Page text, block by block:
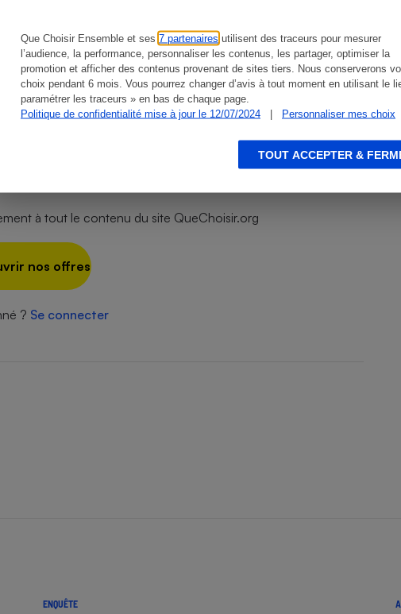
Que Choisir Ensemble et ses 7 partenaires utilisent des traceurs pour mesurer
l’audience, la performance, personnaliser les contenus, les partager, optimiser la
promotion et afficher des contenus provenant de sites tiers. Nous conserverons
choix pendant 6 mois. Vous pourrez changer d’avis à tout moment en utilisant le
paramétrer les traceurs » en bas de chaque page.
Politique de confidentialité mise à jour le 12/07/2024
| Personnaliser mes choix
TOUT ACCEPTER &
du bœuf
aux abonnés
à tout le contenu du site QueChoisir.org
nos offres
? Se connecter
ENQUÊTE